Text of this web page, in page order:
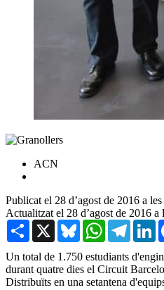
ACN
Publicat el 28 d’agost de 2016 a
Actualitzat el 28 d’agost de 2016 a
Share X BlueskyWhatsApp
Un total de 1.750 estudiants
durant quatre dies el Circuit
Distribuïts en una setantena